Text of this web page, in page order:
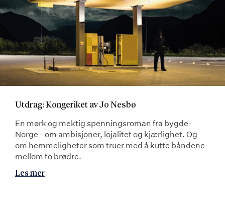
Utdrag: Kongeriket av Jo Nesbø
En mørk og mektig spenningsroman fra bygde-
Norge - om ambisjoner, lojalitet og kjærlighet. Og
om hemmeligheter som truer med å kutte båndene
mellom to brødre.
Les mer